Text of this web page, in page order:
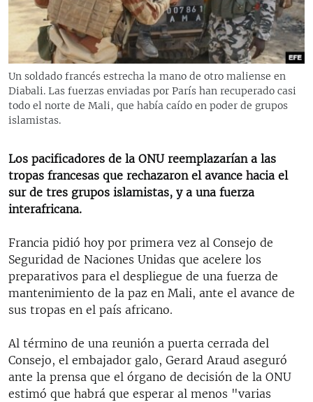
RADIO MARTÍ
ESPECIALES
ESPECIALES
LA REALIDAD DE LA VIVIENDA EN CUBA
SER VIEJO EN CUBA
LOS SANTOS DE HIALEAH
DESINFORMACIÓN RUSA EN AMÉRICA LATINA
LA INVASIÓN DE RUSIA A UCRANIA
MULTIMEDIA
EDITORIALES
SÍGUENOS
Un soldado francés estrecha la mano de otro maliense en
Diabali. Las fuerzas enviadas por París han recuperado casi
todo el norte de Mali, que había caído en poder de grupos
islamistas.
Los pacificadores de la ONU reemplazarían a las
tropas francesas que rechazaron el avance hacia el
sur de tres grupos islamistas, y a una fuerza
interafricana.
Francia pidió hoy por primera vez al Consejo de
Seguridad de Naciones Unidas que acelere los
preparativos para el despliegue de una fuerza de
mantenimiento de la paz en Mali, ante el avance de
sus tropas en el país africano.
Al término de una reunión a puerta cerrada del
Consejo, el embajador galo, Gerard Araud aseguró
ante la prensa que el órgano de decisión de la ONU
estimó que habrá que esperar al menos "varias